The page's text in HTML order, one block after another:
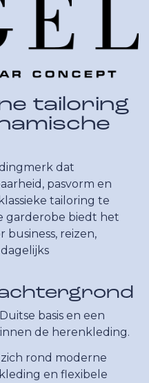
tailoring
dat
pasvorm en
tailoring te
garderobe biedt het
business, reizen,
basis en een
de herenkleding.
rond moderne
en flexibele